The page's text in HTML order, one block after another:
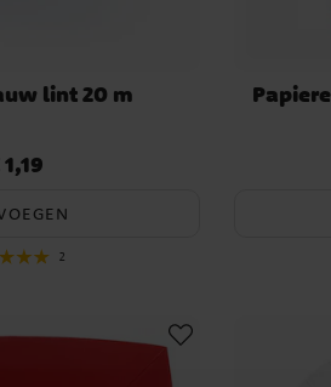
lint 20 m
:€ 1,19
2